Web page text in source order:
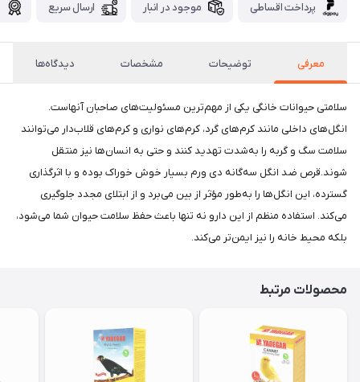
پرداخت اقساطی موجود در انبار ارسال سریع
معرفی توضیحات مشخصات دیدگاه‌ها
سلامتی حیوانات خانگی یکی از مهم‌ترین مسئولیت‌های صاحبان آنهاست.
انگل‌های داخلی مانند کرم‌های گرد، کرم‌های نواری و کرم‌های قلاب‌دار می‌توانند
سلامت سگ و گربه را به‌شدت تهدید کنند و حتی به انسان‌ها نیز منتقل
شوند.قرص ضد انگل سه‌گانه دی ورم بسیار خوش خوراک بوده و با اثرگذاری
گسترده، این انگل‌ها را به‌طور مؤثر از بین می‌برد و از ابتلای مجدد جلوگیری
می‌کند. استفاده منظم از این دارو نه تنها باعث حفظ سلامت حیوان شما می‌شود،
بلکه محیط خانه را نیز ایمن‌تر می‌کند.
محصولات مرتبط